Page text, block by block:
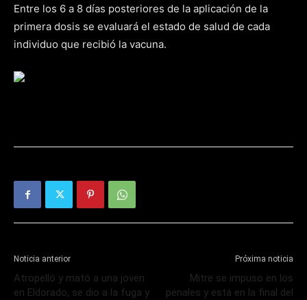
Entre los 6 a 8 días posteriores de la aplicación de la
primera dosis se evaluará el estado de salud de cada
individuo que recibió la vacuna.
Noticia anterior
Atropelló y mató a una joven
en Eldorado, se dio a la fuga y
Próxima noticia
Mitre se impuso en los
penales y está en la final del